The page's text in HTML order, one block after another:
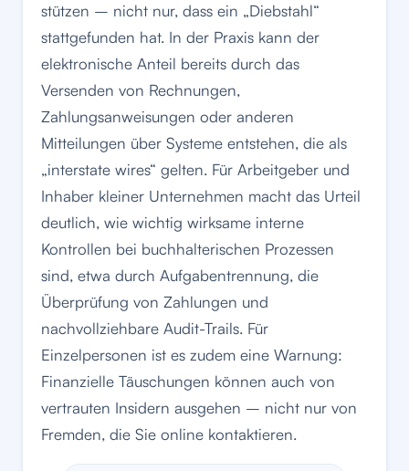
stützen – nicht nur, dass ein „Diebstahl“
stattgefunden hat. In der Praxis kann der
elektronische Anteil bereits durch das
Versenden von Rechnungen,
Zahlungsanweisungen oder anderen
Mitteilungen über Systeme entstehen, die als
„interstate wires“ gelten. Für Arbeitgeber und
Inhaber kleiner Unternehmen macht das Urteil
deutlich, wie wichtig wirksame interne
Kontrollen bei buchhalterischen Prozessen
sind, etwa durch Aufgabentrennung, die
Überprüfung von Zahlungen und
nachvollziehbare Audit-Trails. Für
Einzelpersonen ist es zudem eine Warnung:
Finanzielle Täuschungen können auch von
vertrauten Insidern ausgehen – nicht nur von
Fremden, die Sie online kontaktieren.